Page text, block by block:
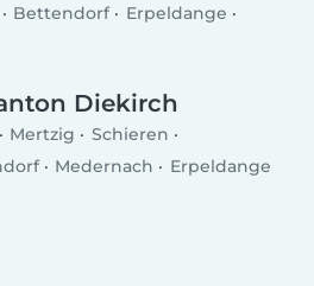
Bettendorf
Erpeldange
Diekirch
Mertzig
Schieren
Medernach Erpeldange